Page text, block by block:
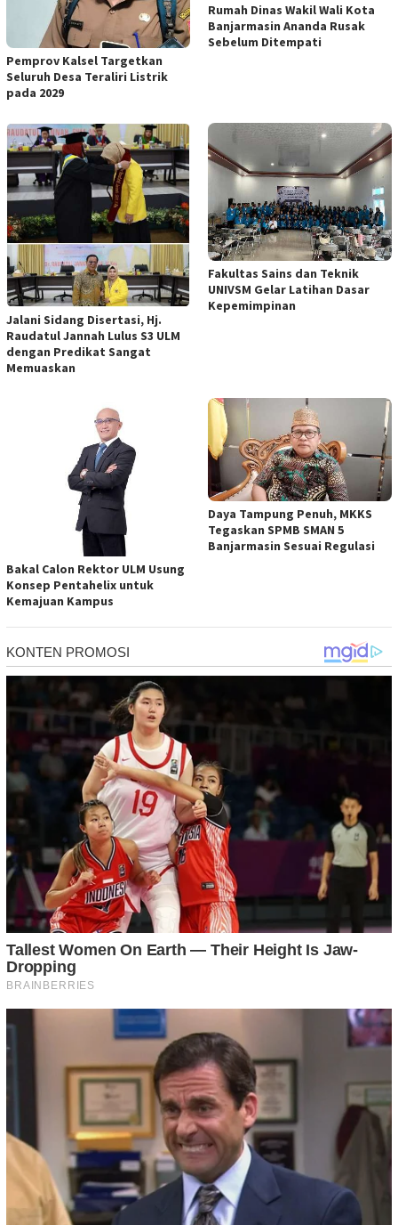
Pemprov Kalsel Targetkan
Seluruh Desa Teraliri Listrik
pada 2029
Rumah Dinas Wakil Wali Kota
Banjarmasin Ananda Rusak
Sebelum Ditempati
Jalani Sidang Disertasi, Hj.
Raudatul Jannah Lulus S3 ULM
dengan Predikat Sangat
Memuaskan
Fakultas Sains dan Teknik
UNIVSM Gelar Latihan Dasar
Kepemimpinan
Bakal Calon Rektor ULM Usung
Konsep Pentahelix untuk
Kemajuan Kampus
Daya Tampung Penuh, MKKS
Tegaskan SPMB SMAN 5
Banjarmasin Sesuai Regulasi